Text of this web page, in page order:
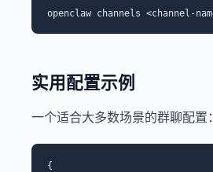
实用配置示例
一个适合大多数场景的群聊配置：
{